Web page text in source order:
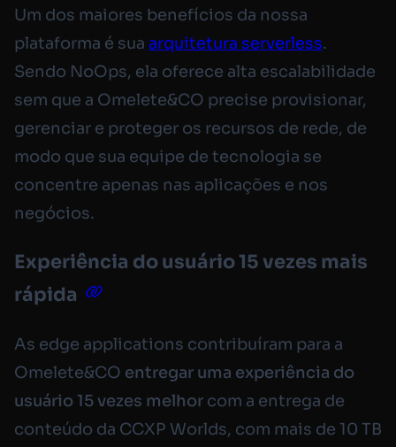
Um dos maiores benefícios da nossa
plataforma é sua arquitetura serverless.
Sendo NoOps, ela oferece alta escalabilidade
sem que a Omelete&CO precise provisionar,
gerenciar e proteger os recursos de rede, de
modo que sua equipe de tecnologia se
concentre apenas nas aplicações e nos
negócios.
Experiência do usuário 15 vezes mais
rápida
As edge applications contribuíram para a
Omelete&CO entregar uma experiência do
usuário 15 vezes melhor com a entrega de
conteúdo da CCXP Worlds, com mais de 10 TB